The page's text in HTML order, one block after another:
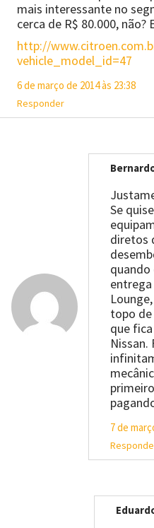
mais interessante no
cerca de R$ 80.000,
http://
vehicle_model_id=47
6 de março de 2014 às 23:38
Responder
Se
diretos
quando
topo de
que
Nissan.
7 de